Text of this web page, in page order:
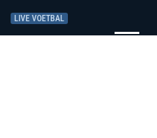
LIVE VOETBAL